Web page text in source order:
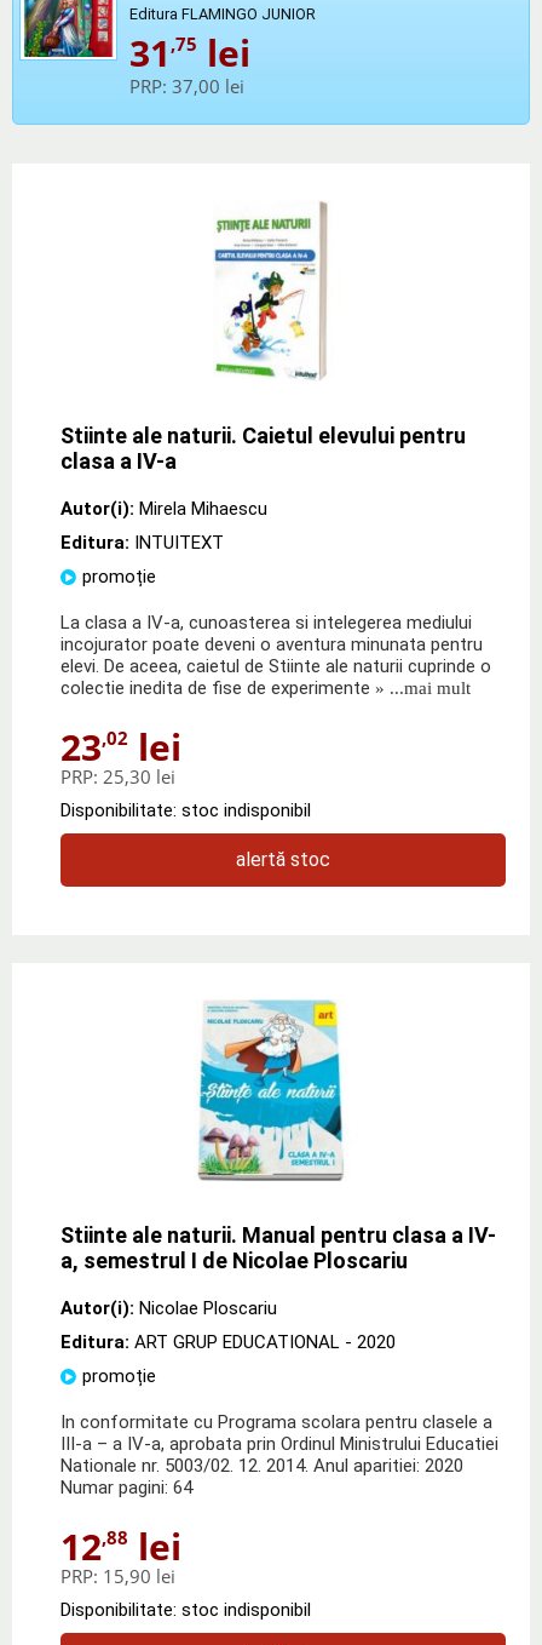
Editura FLAMINGO JUNIOR
31 ,75 lei
PRP: 37,00 lei
Stiinte ale naturii. Caietul elevului pentru
clasa a IV-a
Autor(i): Mirela Mihaescu
Editura: INTUITEXT
promoție
La clasa a IV-a, cunoasterea si intelegerea mediului
incojurator poate deveni o aventura minunata pentru
elevi. De aceea, caietul de Stiinte ale naturii cuprinde o
colectie inedita de fise de experimente » ...mai mult
23,02 lei
PRP: 25,30 lei
Disponibilitate: stoc indisponibil
alertă stoc
Stiinte ale naturii. Manual pentru clasa a IV-
a, semestrul I de Nicolae Ploscariu
Autor(i): Nicolae Ploscariu
Editura: ART GRUP EDUCATIONAL - 2020
promoție
In conformitate cu Programa scolara pentru clasele a
III-a – a IV-a, aprobata prin Ordinul Ministrului Educatiei
Nationale nr. 5003/02. 12. 2014. Anul aparitiei: 2020
Numar pagini: 64
12,88 lei
PRP: 15,90 lei
Disponibilitate: stoc indisponibil